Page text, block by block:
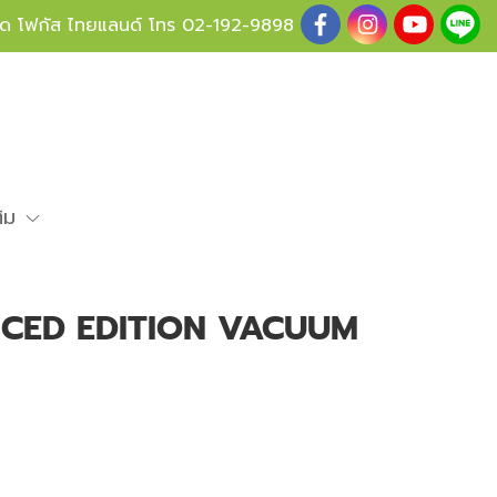
โฟกัส ไทยแลนด์ โทร 02-192-9898
EDITION VACUUM